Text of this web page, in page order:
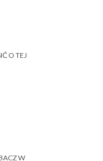
O TEJ
W